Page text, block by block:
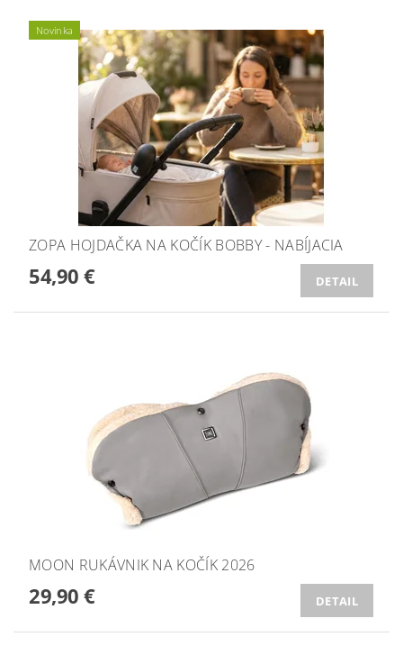
Novinka
ZOPA HOJDAČKA NA KOČÍK BOBBY - NABÍJACIA
54,90 € DETAIL
MOON RUKÁVNIK NA KOČÍK 2026
29,90 € DETAIL